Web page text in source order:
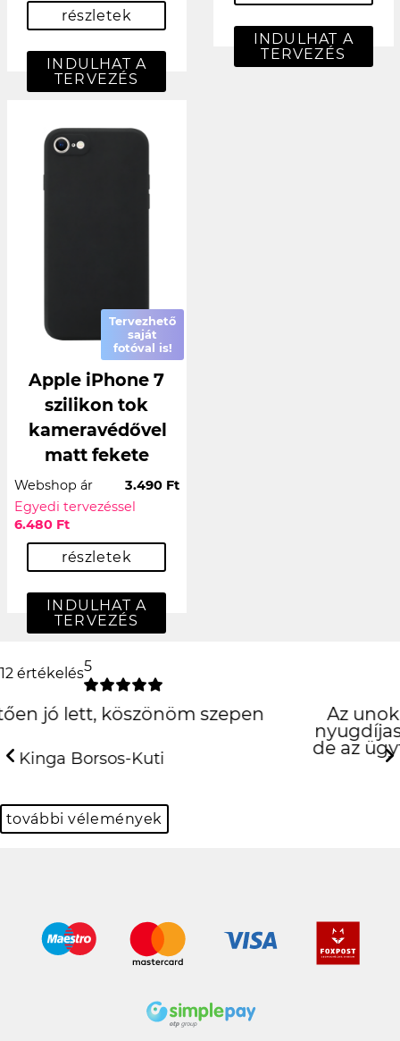
részletek
INDULHAT A
TERVEZÉS
INDULHAT A
TERVEZÉS
Tervezhető
saját
fotóval is!
Apple iPhone 7
szilikon tok
kameravédővel
matt fekete
Webshop ár
3.490 Ft
Egyedi tervezéssel
6.480 Ft
részletek
INDULHAT A
TERVEZÉS
12 értékelés5
Az unokámnak rendeltem egy tokot,
nyugdíjas révén nem sok hozzáértéssel,
de az ügyfélszolgálatos hölgyek nagyon
kedvesek voltak.
Previous
további vélemények